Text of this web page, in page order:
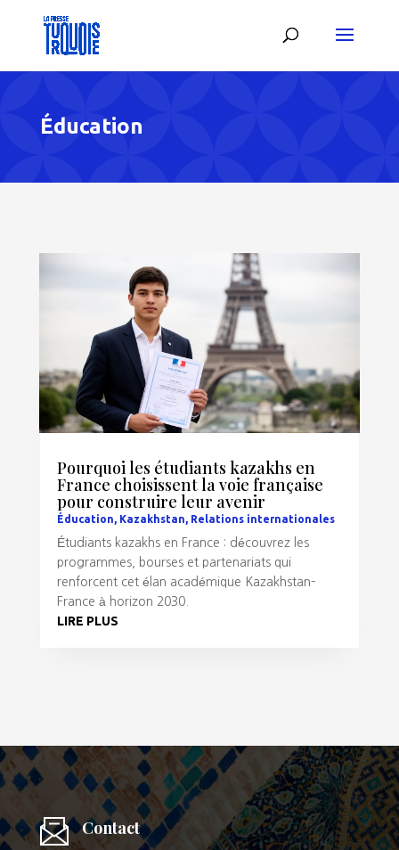
Éducation
Pourquoi les étudiants kazakhs en
France choisissent la voie française
pour construire leur avenir
Éducation, Kazakhstan, Relations internationales
Étudiants kazakhs en France : découvrez les
programmes, bourses et partenariats qui
renforcent cet élan académique Kazakhstan–
France à horizon 2030.
LIRE PLUS
Contact